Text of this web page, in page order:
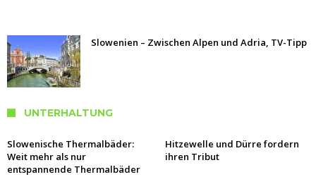
Slowenien – Zwischen Alpen und Adria, TV-Tipp
UNTERHALTUNG
Slowenische Thermalbäder:
Weit mehr als nur
entspannende Thermalbäder
Hitzewelle und Dürre fordern
ihren Tribut